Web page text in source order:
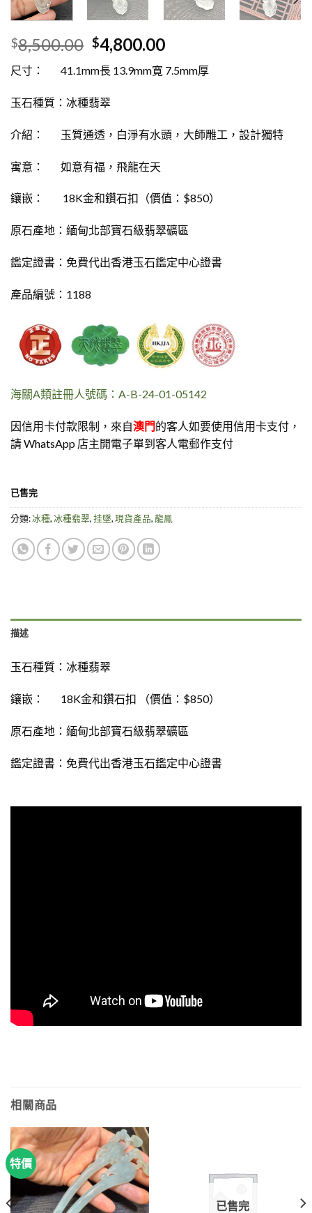
$8,500.00 $4,800.00
尺寸： 41.1mm長 13.9mm寛 7.5mm厚
玉石種質：冰種翡翠
介紹： 玉質通透，白淨有水頭，大師雕工，設計獨特
寓意： 如意有福，飛龍在天
鑲嵌： 18K金和鑽石扣（價值：$850）
原石產地：緬甸北部寶石級翡翠礦區
鑑定證書：免費代出香港玉石鑑定中心證書
產品編號：1188
海關A類註冊人號碼：A-B-24-01-05142
因信用卡付款限制，來自澳門的客人如要使用信用卡支付，
請 WhatsApp 店主開電子單到客人電郵作支付
已售完
分類:冰種,冰種翡翠,挂墜,現貨產品,龍鳯
描述
玉石種質： 冰種翡翠
鑲嵌： 18K金和鑽石扣 （價值：$850）
原石產地：緬甸北部寶石級翡翠礦區
鑑定證書：免費代出香港玉石鑑定中心證書
相關商品
特價
已售完